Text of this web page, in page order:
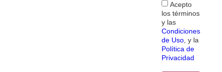
Acepto
los términos
y las
Condiciones
de Uso, y la
Política de
Privacidad